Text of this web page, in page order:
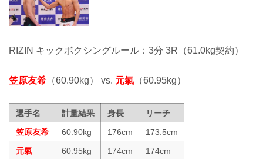
RIZIN キックボクシングルール：3分 3R（61.0kg契約）
笠原友希 （60.90kg） vs. 元氣 （60.95kg）
選手名 計量結果 身長
リーチ
笠原友希
60.90kg 176cm
173.5cm
元氣
60.95kg 174cm
174cm